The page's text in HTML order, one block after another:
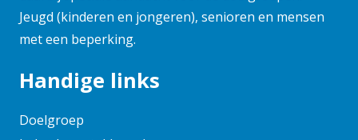
november 2024
oktober 2024
augustus 2024
juni 2024
Jeugd (kinderen en jongeren), senioren en mensen
met een beperking.
Handige links
Doelgroep